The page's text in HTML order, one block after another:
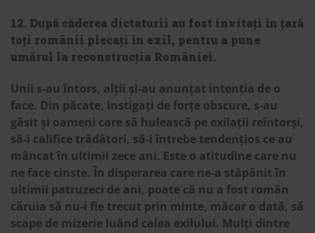
12. După căderea dictaturii au fost invitați în țară
toți românii plecați în exil, pentru a pune
umărul la reconstrucția României.
Unii s-au întors, alții și-au anunțat intenția de o
face. Din păcate, instigați de forțe obscure, s-au
găsit și oameni care să hulească pe exilații reîntorși,
să-i califice trădători, să-i întrebe tendențios ce au
mâncat în ultimii zece ani. Este o atitudine care nu
ne face cinste. În disperarea care ne-a stăpânit în
ultimii patruzeci de ani, poate că nu a fost român
căruia să nu-i fie trecut prin minte, măcar o dată, să
scape de mizerie luând calea exilului. Mulți dintre